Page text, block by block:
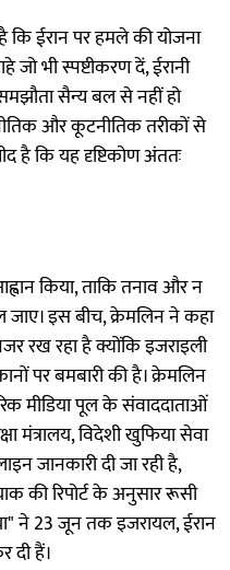
कि ईरान पर हमले की योजना
भी स्पष्टीकरण दें, ईरानी
सैन्य बल से नहीं हो
और कूटनीतिक तरीकों से
है कि यह दृष्टिकोण अंततः
किया, ताकि तनाव और न
जाए। इस बीच, क्रेमलिन ने कहा
रख रहा है क्योंकि इजराइली
पर बमबारी की है। क्रेमलिन
मीडिया पूल के संवाददाताओं
मंत्रालय, विदेशी खुफिया सेवा
जानकारी दी जा रही है,
की रिपोर्ट के अनुसार रूसी
ने 23 जून तक इजरायल, ईरान
दी हैं।